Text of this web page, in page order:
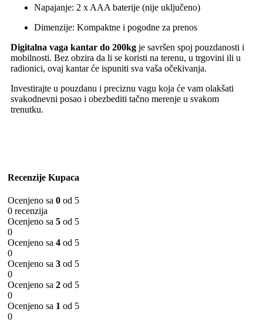
Napajanje: 2 x AAA baterije (nije uključeno)
Dimenzije: Kompaktne i pogodne za prenos
Digitalna vaga kantar do 200kg je savršen spoj pouzdanosti i
mobilnosti. Bez obzira da li se koristi na terenu, u trgovini ili u
radionici, ovaj kantar će ispuniti sva vaša očekivanja.
Investirajte u pouzdanu i preciznu vagu koja će vam olakšati
svakodnevni posao i obezbediti tačno merenje u svakom
trenutku.
Recenzije Kupaca
Ocenjeno sa 0 od 5
0 recenzija
Ocenjeno sa 5 od 5
0
Ocenjeno sa 4 od 5
0
Ocenjeno sa 3 od 5
0
Ocenjeno sa 2 od 5
0
Ocenjeno sa 1 od 5
0